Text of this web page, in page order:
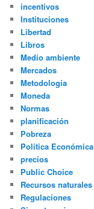
incentivos
Instituciones
Libertad
Libros
Medio ambiente
Mercados
Metodología
Moneda
Normas
planificación
Pobreza
Política Económica
precios
Public Choice
Recursos naturales
Regulaciones